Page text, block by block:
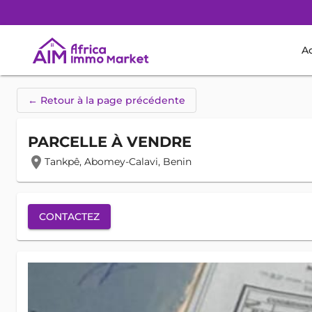
← Retour à la page précédente
PARCELLE À VENDRE
location_on Tankpê, Abomey-Calavi, Benin
CONTACTEZ